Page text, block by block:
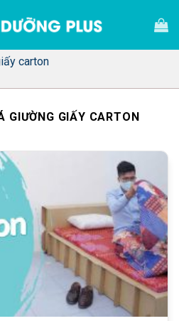
carton
GIƯỜNG GIẤY CARTON